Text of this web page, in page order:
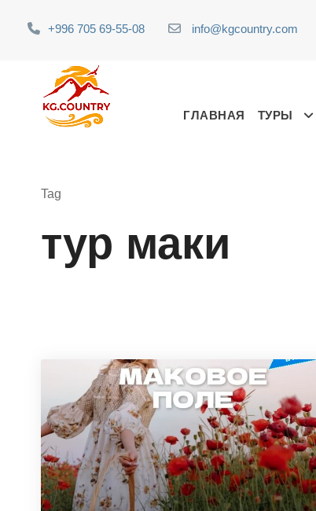
+996 705 69-55-08 info@kgcountry.com
ГЛАВНАЯ ТУРЫ
Tag
тур маки